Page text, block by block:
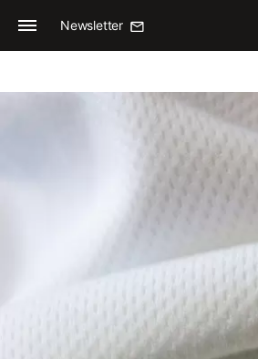
Newsletter